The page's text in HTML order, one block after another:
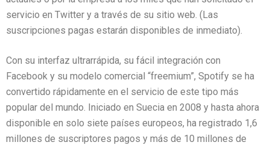
servicio en Twitter y a través de su sitio web. (Las
suscripciones pagas estarán disponibles de inmediato).
Con su interfaz ultrarrápida, su fácil integración con
Facebook y su modelo comercial “freemium”, Spotify se ha
convertido rápidamente en el servicio de este tipo más
popular del mundo. Iniciado en Suecia en 2008 y hasta ahora
disponible en solo siete países europeos, ha registrado 1,6
millones de suscriptores pagos y más de 10 millones de